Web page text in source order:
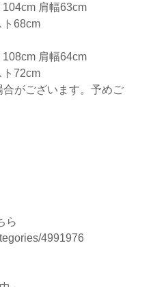
104cm 肩幅63cm
ト68cm
108cm 肩幅64cm
ト72cm
がございます。予めご
ら
4991976